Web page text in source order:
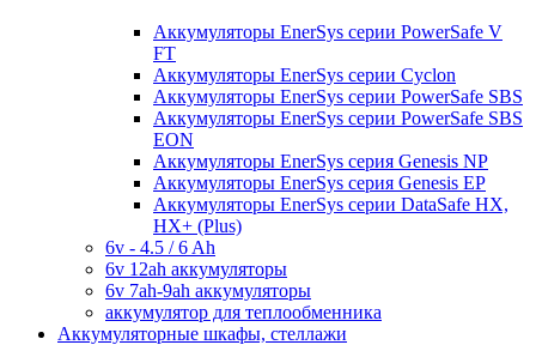
Аккумуляторы EnerSys серии PowerSafe V
FT
Аккумуляторы EnerSys серии Cyclon
Аккумуляторы EnerSys серии PowerSafe SBS
Аккумуляторы EnerSys серии PowerSafe SBS
EON
Аккумуляторы EnerSys серия Genesis NP
Аккумуляторы EnerSys серия Genesis EP
Аккумуляторы EnerSys серии DataSafe HX,
HX+ (Plus)
6v - 4.5 / 6 Ah
6v 12ah аккумуляторы
6v 7ah-9ah аккумуляторы
аккумулятор для теплообменника
Аккумуляторные шкафы, стеллажи